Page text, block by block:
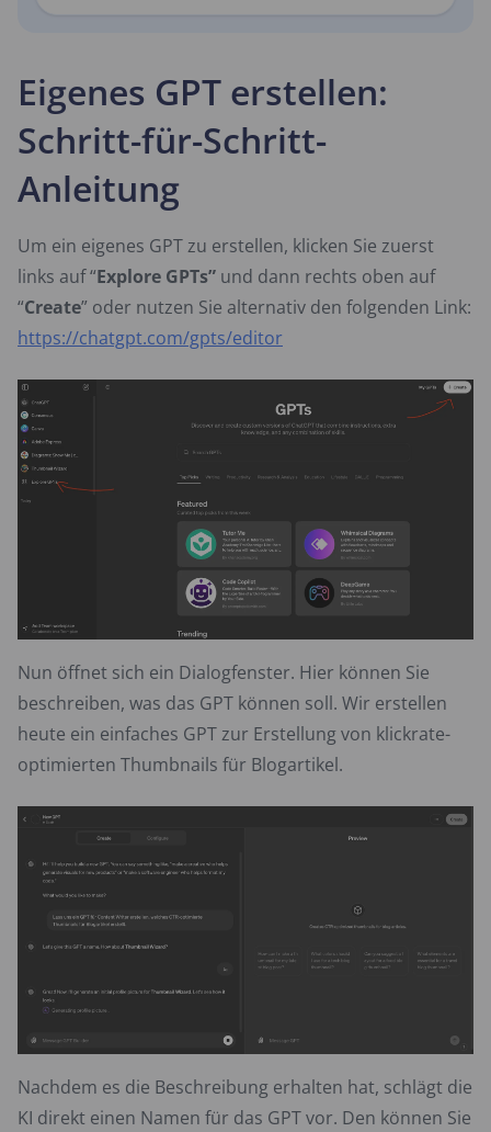
Eigenes GPT erstellen:
Schritt-für-Schritt-
Anleitung
Um ein eigenes GPT zu erstellen, klicken Sie zuerst
links auf “Explore GPTs” und dann rechts oben auf
“Create” oder nutzen Sie alternativ den folgenden Link:
https://chatgpt.com/gpts/editor
Nun öffnet sich ein Dialogfenster. Hier können Sie
beschreiben, was das GPT können soll. Wir erstellen
heute ein einfaches GPT zur Erstellung von klickrate-
optimierten Thumbnails für Blogartikel.
Nachdem es die Beschreibung erhalten hat, schlägt die
KI direkt einen Namen für das GPT vor. Den können Sie